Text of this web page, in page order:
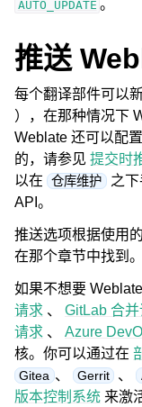
AUTO_UPDATE 。
推送
每个翻译部件可以
），在那种情况下
Weblate 还可以配
的，请参见 提交时
以在
仓库维护 之下
API。
推送选项根据使用的
在那个章节中找到。
如果不想要
请求 、 GitLab 合并
请求 、 Azure
核。你可以通过在
Gitea 、 Gerrit 、
版本控制系统 来激